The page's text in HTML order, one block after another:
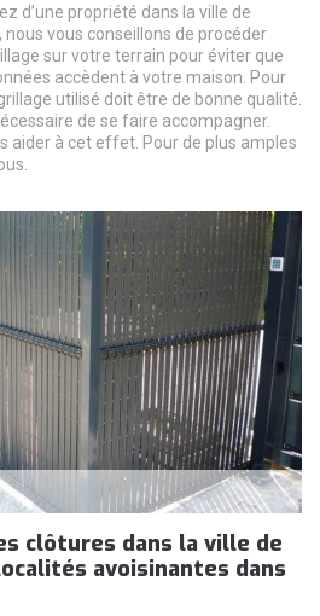
d’une propriété dans la ville de
vous conseillons de procéder
sur votre terrain pour éviter que
accèdent à votre maison. Pour
utilisé doit être de bonne qualité.
de se faire accompagner.
aider à cet effet. Pour de plus amples
clôtures dans la ville de
avoisinantes dans